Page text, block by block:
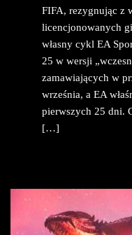
FIFA, rezygnując z
licencjonowanych
własny cykl EA
25 w wersji
zamawiających w
września, a EA
pierwszych 25 dni.
[…]